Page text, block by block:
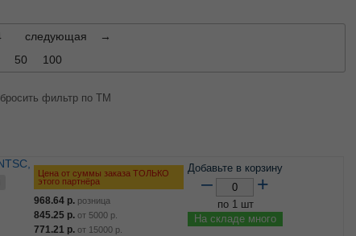
следующая
→
50 100
фильтр по ТМ
Цена от суммы заказа ТОЛЬКО
этого партнёра
968.64 р. розница
845.25 р. от 5000 р.
771.21 р. от 15000 р.
Добавьте в корзину
– +
по 1 шт
На складе много